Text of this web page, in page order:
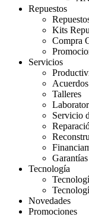
Repuestos
Kits
Compra
Servicios
Talleres
Servicio
Garantías
Tecnología
Novedades
Promociones